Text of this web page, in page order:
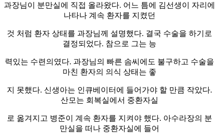
과장님이 분만실에 직접 올라왔다. 어느 틈에 김선생이 자리에
나타나 계속 환자를 지켰던
것 처럼 환자 상태를 과장님께 설명했다. 결국 수술을 하기로
결정되었다. 참으로 그는 능
력있는 수련의였다. 과장님의 빠른 솜씨에도 불구하고 수술을
마친 환자의 의식 상태는 좋
지 못했다. 신생아는 인큐베이터에 들어가야 할 만큼 작았다.
산모는 회복실에서 중환자실
로 옮겨지고 병준이 계속 환자를 지켜야 했다. 아수라장의 분
만실을 떠나 중환자실에 들어